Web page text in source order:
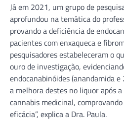
Já em 2021, um grupo de
aprofundou na temática do
provando a deficiência de
pacientes com enxaqueca e
pesquisadores estabeleceram o
ouro de investigação,
endocanabinóides (anandamida
a melhora destes no liquor após
cannabis medicinal,
eficácia”, explica a Dra. Paula.